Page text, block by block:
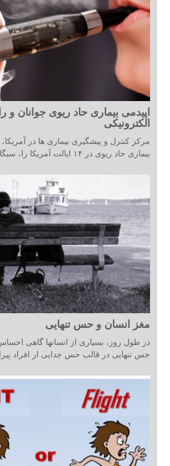
اپیدمی بیماری حاد ریوی جوانان و
الکترونیکی
مرکز کنترل و پیشگیری بیماری ها در
بیماری حاد ریوی در ۱۴ ایالت آمریکا را، سیگارهای ...
مغز انسان و حس تنهایی
در طول روز، بسیاری از انسانها گاهی احساس
حس تنهایی در قالب حس جدایی از افراد